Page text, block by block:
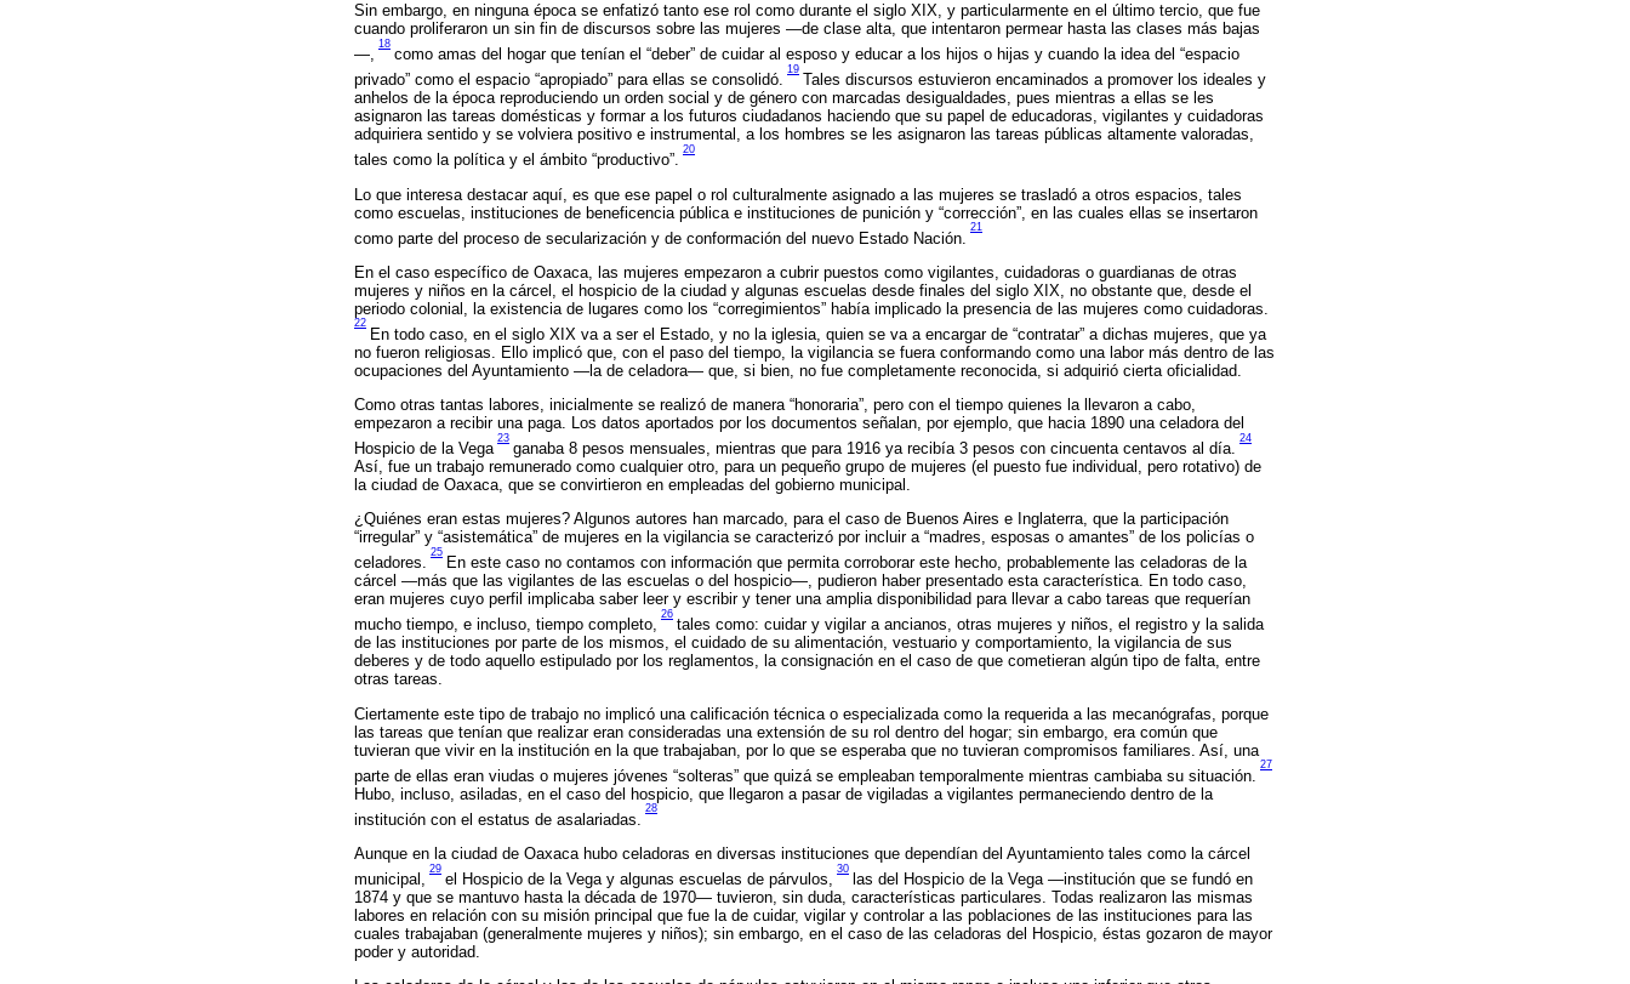
Sin embargo, en ninguna época se enfatizó tanto ese rol como durante el siglo XIX, y particularmente en el último tercio, que fue
cuando proliferaron un sin fin de discursos sobre las mujeres —de clase alta, que intentaron permear hasta las clases más bajas
—,
18
como amas del hogar que tenían el “deber” de cuidar al esposo y educar a los hijos o hijas y cuando la idea del “espacio
privado” como el espacio “apropiado” para ellas se consolidó.
19
Tales discursos estuvieron encaminados a promover los ideales y
anhelos de la época reproduciendo un orden social y de género con marcadas desigualdades, pues mientras a ellas se les
asignaron las tareas domésticas y formar a los futuros ciudadanos haciendo que su papel de educadoras, vigilantes y cuidadoras
adquiriera sentido y se volviera positivo e instrumental, a los hombres se les asignaron las tareas públicas altamente valoradas,
tales como la política y el ámbito “productivo”.
20
Lo que interesa destacar aquí, es que ese papel o rol culturalmente asignado a las mujeres se trasladó a otros espacios, tales
como escuelas, instituciones de beneficencia pública e instituciones de punición y “corrección”, en las cuales ellas se insertaron
como parte del proceso de secularización y de conformación del nuevo Estado Nación.
21
En el caso específico de Oaxaca, las mujeres empezaron a cubrir puestos como vigilantes, cuidadoras o guardianas de otras
mujeres y niños en la cárcel, el hospicio de la ciudad y algunas escuelas desde finales del siglo XIX, no obstante que, desde el
periodo colonial, la existencia de lugares como los “corregimientos” había implicado la presencia de las mujeres como cuidadoras.
22
En todo caso, en el siglo XIX va a ser el Estado, y no la iglesia, quien se va a encargar de “contratar” a dichas mujeres, que ya
no fueron religiosas. Ello implicó que, con el paso del tiempo, la vigilancia se fuera conformando como una labor más dentro de las
ocupaciones del Ayuntamiento —la de celadora— que, si bien, no fue completamente reconocida, si adquirió cierta oficialidad.
Como otras tantas labores, inicialmente se realizó de manera “honoraria”, pero con el tiempo quienes la llevaron a cabo,
empezaron a recibir una paga. Los datos aportados por los documentos señalan, por ejemplo, que hacia 1890 una celadora del
Hospicio de la Vega
23
ganaba 8 pesos mensuales, mientras que para 1916 ya recibía 3 pesos con cincuenta centavos al día.
24
Así, fue un trabajo remunerado como cualquier otro, para un pequeño grupo de mujeres (el puesto fue individual, pero rotativo) de
la ciudad de Oaxaca, que se convirtieron en empleadas del gobierno municipal.
¿Quiénes eran estas mujeres? Algunos autores han marcado, para el caso de Buenos Aires e Inglaterra, que la participación
“irregular” y “asistemática” de mujeres en la vigilancia se caracterizó por incluir a “madres, esposas o amantes” de los policías o
celadores.
25
En este caso no contamos con información que permita corroborar este hecho, probablemente las celadoras de la
cárcel —más que las vigilantes de las escuelas o del hospicio—, pudieron haber presentado esta característica. En todo caso,
eran mujeres cuyo perfil implicaba saber leer y escribir y tener una amplia disponibilidad para llevar a cabo tareas que requerían
mucho tiempo, e incluso, tiempo completo,
26
tales como: cuidar y vigilar a ancianos, otras mujeres y niños, el registro y la salida
de las instituciones por parte de los mismos, el cuidado de su alimentación, vestuario y comportamiento, la vigilancia de sus
deberes y de todo aquello estipulado por los reglamentos, la consignación en el caso de que cometieran algún tipo de falta, entre
otras tareas.
Ciertamente este tipo de trabajo no implicó una calificación técnica o especializada como la requerida a las mecanógrafas, porque
las tareas que tenían que realizar eran consideradas una extensión de su rol dentro del hogar; sin embargo, era común que
tuvieran que vivir en la institución en la que trabajaban, por lo que se esperaba que no tuvieran compromisos familiares. Así, una
parte de ellas eran viudas o mujeres jóvenes “solteras” que quizá se empleaban temporalmente mientras cambiaba su situación.
27
Hubo, incluso, asiladas, en el caso del hospicio, que llegaron a pasar de vigiladas a vigilantes permaneciendo dentro de la
institución con el estatus de asalariadas.
28
Aunque en la ciudad de Oaxaca hubo celadoras en diversas instituciones que dependían del Ayuntamiento tales como la cárcel
municipal,
29
el Hospicio de la Vega y algunas escuelas de párvulos,
30
las del Hospicio de la Vega —institución que se fundó en
1874 y que se mantuvo hasta la década de 1970— tuvieron, sin duda, características particulares. Todas realizaron las mismas
labores en relación con su misión principal que fue la de cuidar, vigilar y controlar a las poblaciones de las instituciones para las
cuales trabajaban (generalmente mujeres y niños); sin embargo, en el caso de las celadoras del Hospicio, éstas gozaron de mayor
poder y autoridad.